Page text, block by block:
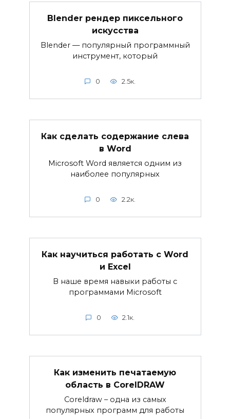
Blender рендер пиксельного
искусства
Blender — популярный программный
инструмент, который
0 2.5к.
Как сделать содержание слева
в Word
Microsoft Word является одним из
наиболее популярных
0 2.2к.
Как научиться работать с Word
и Excel
В наше время навыки работы с
программами Microsoft
0 2.1к.
Как изменить печатаемую
область в CorelDRAW
Coreldraw – одна из самых
популярных программ для работы